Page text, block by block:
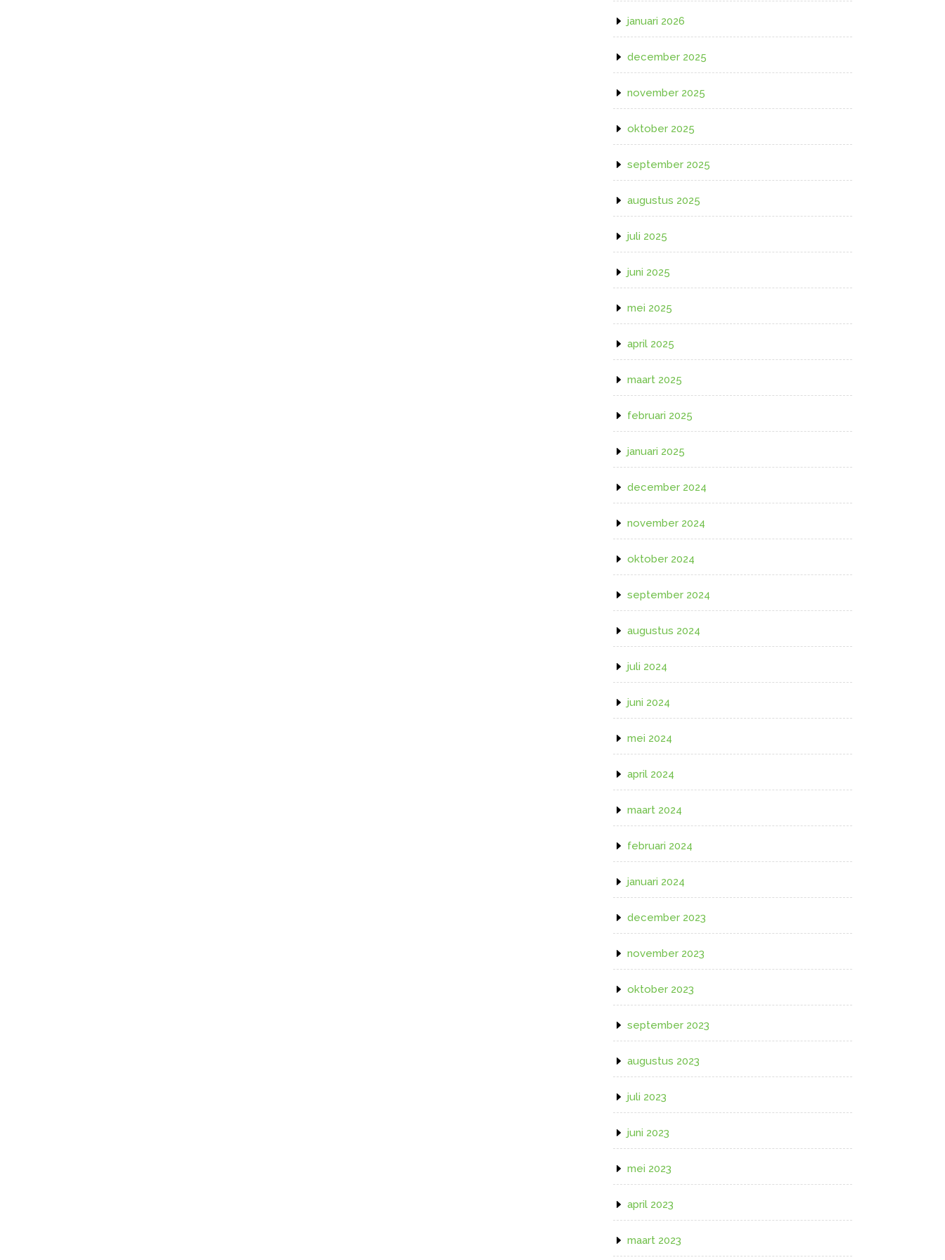
januari 2026
december 2025
november 2025
oktober 2025
september 2025
augustus 2025
juli 2025
juni 2025
mei 2025
april 2025
maart 2025
februari 2025
januari 2025
december 2024
november 2024
oktober 2024
september 2024
augustus 2024
juli 2024
juni 2024
mei 2024
april 2024
maart 2024
februari 2024
januari 2024
december 2023
november 2023
oktober 2023
september 2023
augustus 2023
juli 2023
juni 2023
mei 2023
april 2023
maart 2023